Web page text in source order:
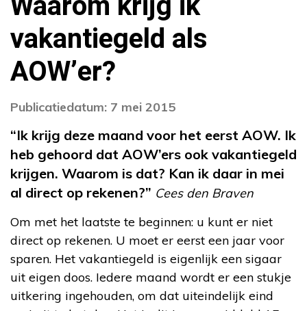
vakantiegeld als
AOW’er?
Publicatiedatum: 7 mei 2015
“Ik krijg deze maand voor het eerst AOW. Ik
heb gehoord dat AOW’ers ook vakantiegeld
krijgen. Waarom is dat? Kan ik daar in mei
al direct op rekenen?” Cees den Braven
Om met het laatste te beginnen: u kunt er niet
direct op rekenen. U moet er eerst een jaar voor
sparen. Het vakantiegeld is eigenlijk een sigaar
uit eigen doos. Iedere maand wordt er een stukje
uitkering ingehouden, om dat uiteindelijk eind